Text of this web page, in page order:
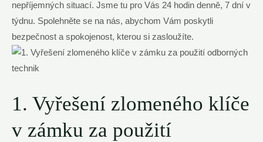
nepříjemných situací. Jsme tu pro Vás 24 hodin denně, 7 dní v
týdnu. Spolehněte se na nás, abychom Vám poskytli
bezpečnost a spokojenost, kterou si zasloužíte.
1. Vyřešení zlomeného klíče
v zámku za použití